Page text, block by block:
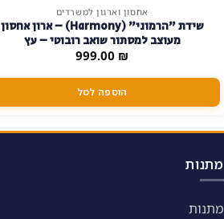
אחסון וארגון למשרדים
שידת "הרמוני" (Harmony) – ארון אחסון
מעוצב למסתור שואב רובוטי – עץ
999.00 ₪
הוספה לסל
מתנות
מתנות